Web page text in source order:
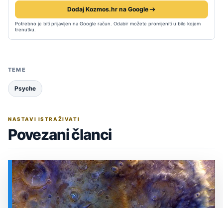
Dodaj Kozmos.hr na Google
Potrebno je biti prijavljen na Google račun. Odabir možete promijeniti u bilo kojem
trenutku.
TEME
Psyche
NASTAVI ISTRAŽIVATI
Povezani članci